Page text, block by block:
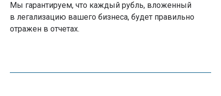
Мы гарантируем, что каждый рубль, вложенный
в легализацию вашего бизнеса, будет правильно
отражен в отчетах.
Вступление в СРО
Навигация
Уфа, ул. Рихарда
+7 (800) 777-51-87